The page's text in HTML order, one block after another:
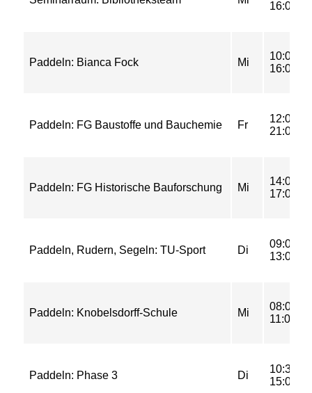
16:00
Paddeln: Bianca Fock Mi
10:00-
16:00
Paddeln: FG Baustoffe und Bauchemie Fr
12:00-
21:00
Paddeln: FG Historische Bauforschung Mi
14:00-
17:00
Paddeln, Rudern, Segeln: TU-Sport Di
09:00-
13:00
Paddeln: Knobelsdorff-Schule Mi
08:00-
11:00
Paddeln: Phase 3 Di
10:30-
15:00